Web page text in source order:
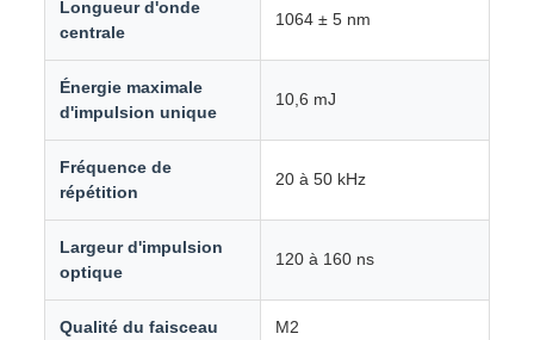
Longueur d'onde
centrale
1064 ± 5 nm
Énergie maximale
d'impulsion unique
10,6 mJ
Fréquence de
répétition
20 à 50 kHz
Largeur d'impulsion
optique
120 à 160 ns
Qualité du faisceau M2